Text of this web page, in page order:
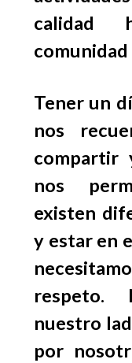
calidad
Tener un
nos
compartir
nos
existen
y estar en
respeto.
nuestro
por